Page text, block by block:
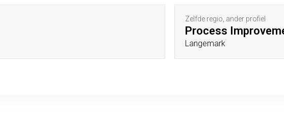
Zelfde regio, ander profiel
Process
Langemark